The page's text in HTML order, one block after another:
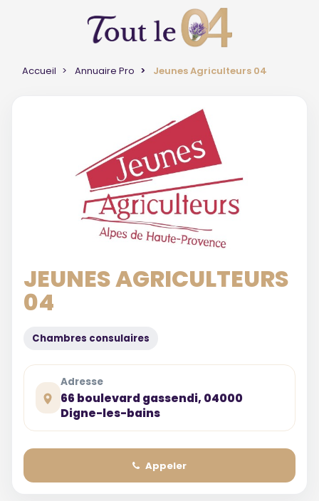
Accueil Annuaire Pro Jeunes Agriculteurs 04
JEUNES AGRICULTEURS
04
Chambres consulaires
Adresse
66 boulevard gassendi, 04000
Digne-les-bains
Appeler